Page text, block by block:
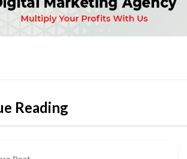
Reading